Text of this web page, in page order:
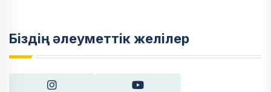
Біздің әлеуметтік желілер